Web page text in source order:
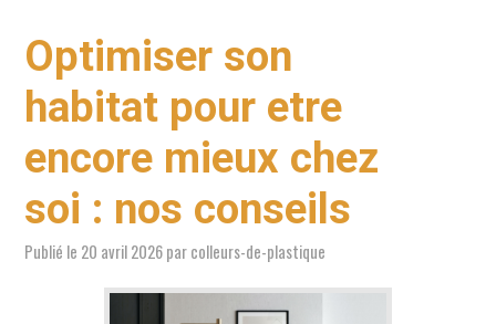
Optimiser son
habitat pour etre
encore mieux chez
soi : nos conseils
Publié le 20 avril 2026parcolleurs-de-plastique